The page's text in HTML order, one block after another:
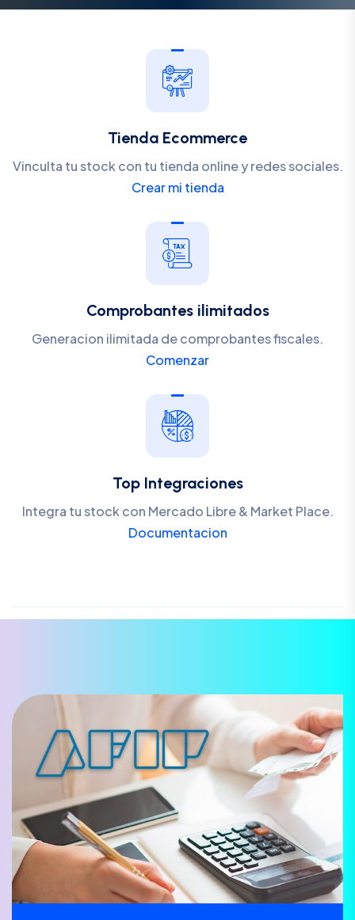
Tienda Ecommerce
Vinculta tu stock con tu tienda online y redes sociales.
Crear mi tienda
Comprobantes ilimitados
Generacion ilimitada de comprobantes fiscales.
Comenzar
Top Integraciones
Integra tu stock con Mercado Libre & Market Place.
Documentacion